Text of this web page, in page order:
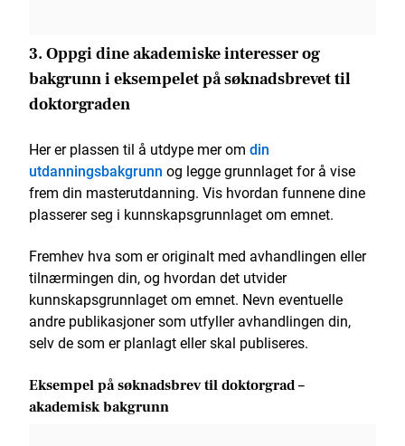
3. Oppgi dine akademiske interesser og
bakgrunn i eksempelet på søknadsbrevet til
doktorgraden
Her er plassen til å utdype mer om din
utdanningsbakgrunn og legge grunnlaget for å vise
frem din masterutdanning. Vis hvordan funnene dine
plasserer seg i kunnskapsgrunnlaget om emnet.
Fremhev hva som er originalt med avhandlingen eller
tilnærmingen din, og hvordan det utvider
kunnskapsgrunnlaget om emnet. Nevn eventuelle
andre publikasjoner som utfyller avhandlingen din,
selv de som er planlagt eller skal publiseres.
Eksempel på søknadsbrev til doktorgrad –
akademisk bakgrunn